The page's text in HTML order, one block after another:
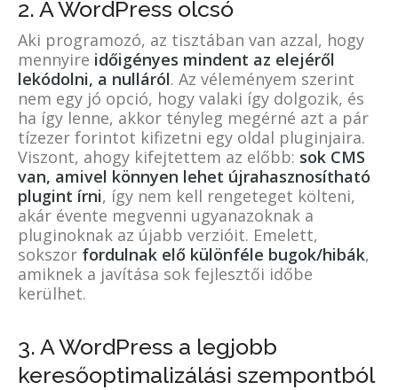
2. A WordPress olcsó
Aki programozó, az tisztában van azzal, hogy
mennyire időigényes mindent az elejéről
lekódolni, a nulláról. Az véleményem szerint
nem egy jó opció, hogy valaki így dolgozik, és
ha így lenne, akkor tényleg megérné azt a pár
tízezer forintot kifizetni egy oldal pluginjaira.
Viszont, ahogy kifejtettem az előbb: sok CMS
van, amivel könnyen lehet újrahasznosítható
plugint írni, így nem kell rengeteget költeni,
akár évente megvenni ugyanazoknak a
pluginoknak az újabb verzióit. Emelett,
sokszor fordulnak elő különféle bugok/hibák,
amiknek a javítása sok fejlesztői időbe
kerülhet.
3. A WordPress a legjobb
keresőoptimalizálási szempontból